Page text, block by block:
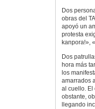
Dos
obras del
apoyó un
protesta
kanpora!»,
Dos
hora más
los
amarrados
al cuello. El
obstante,
llegando